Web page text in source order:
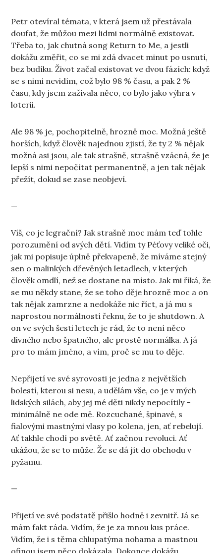
Petr otevíral témata, v která jsem už přestávala
doufat, že můžou mezi lidmi normálně existovat.
Třeba to, jak chutná song Return to Me, a jestli
dokážu změřit, co se mi zdá dvacet minut po usnutí,
bez budíku. Život začal existovat ve dvou fázích: když
se s nimi nevidím, což bylo 98 % času, a pak 2 %
času, kdy jsem zažívala něco, co bylo jako výhra v
loterii.
Ale 98 % je, pochopitelně, hrozně moc. Možná ještě
horších, když člověk najednou zjistí, že ty 2 % nějak
možná asi jsou, ale tak strašně, strašně vzácná, že je
lepší s nimi nepočítat permanentně, a jen tak nějak
přežít, dokud se zase neobjeví.
—
Víš, co je legrační? Jak strašně moc mám teď tohle
porozumění od svých dětí. Vidím ty Péťovy veliké oči,
jak mi popisuje úplně překvapeně, že míváme stejný
sen o malinkých dřevěných letadlech, v kterých
člověk omdlí, než se dostane na místo. Jak mi říká, že
se mu někdy stane, že se toho děje hrozně moc a on
tak nějak zamrzne a nedokáže nic říct, a já mu s
naprostou normálností řeknu, že to je shutdown. A
on ve svých šesti letech je rád, že to není něco
divného nebo špatného, ale prostě normálka. A já
pro to mám jméno, a vím, proč se mu to děje.
Nepřijetí ve své syrovosti je jedna z největších
bolestí, kterou si nesu, a udělám vše, co je v mých
lidských silách, aby jej mé děti nikdy nepocítily –
minimálně ne ode mě. Rozcuchané, špinavé, s
fialovými mastnými vlasy po kolena, jen, ať rebelují.
Ať takhle chodí po světě. Ať začnou revoluci. Ať
ukážou, že se to může. Že se dá jít do obchodu v
pyžamu.
—
Přijetí ve své podstatě přišlo hodně i zevnitř. Já se
mám fakt ráda. Vidím, že je za mnou kus práce.
Vidím, že i s těma chlupatýma nohama a mastnou
ofinou jsem něco dokázala. Dokonce dokážu